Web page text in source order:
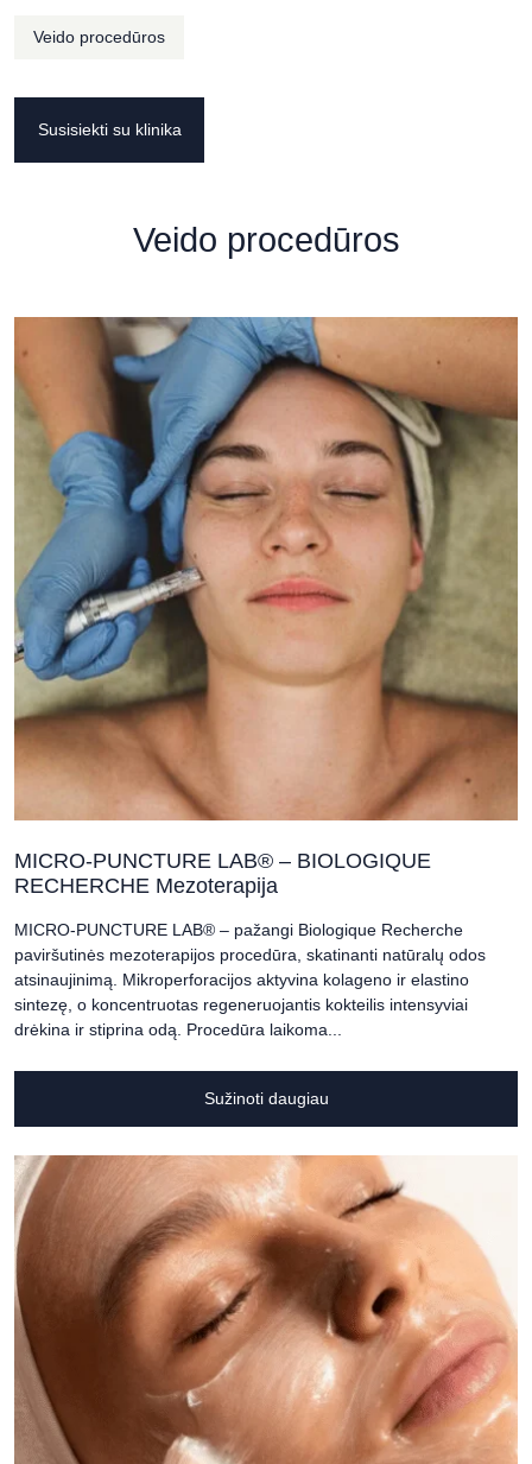
Veido procedūros
Susisiekti su klinika
Veido procedūros
MICRO-PUNCTURE LAB® – BIOLOGIQUE
RECHERCHE Mezoterapija
MICRO-PUNCTURE LAB® – pažangi Biologique Recherche
paviršutinės mezoterapijos procedūra, skatinanti natūralų odos
atsinaujinimą. Mikroperforacijos aktyvina kolageno ir elastino
sintezę, o koncentruotas regeneruojantis kokteilis intensyviai
drėkina ir stiprina odą. Procedūra laikoma...
Sužinoti daugiau